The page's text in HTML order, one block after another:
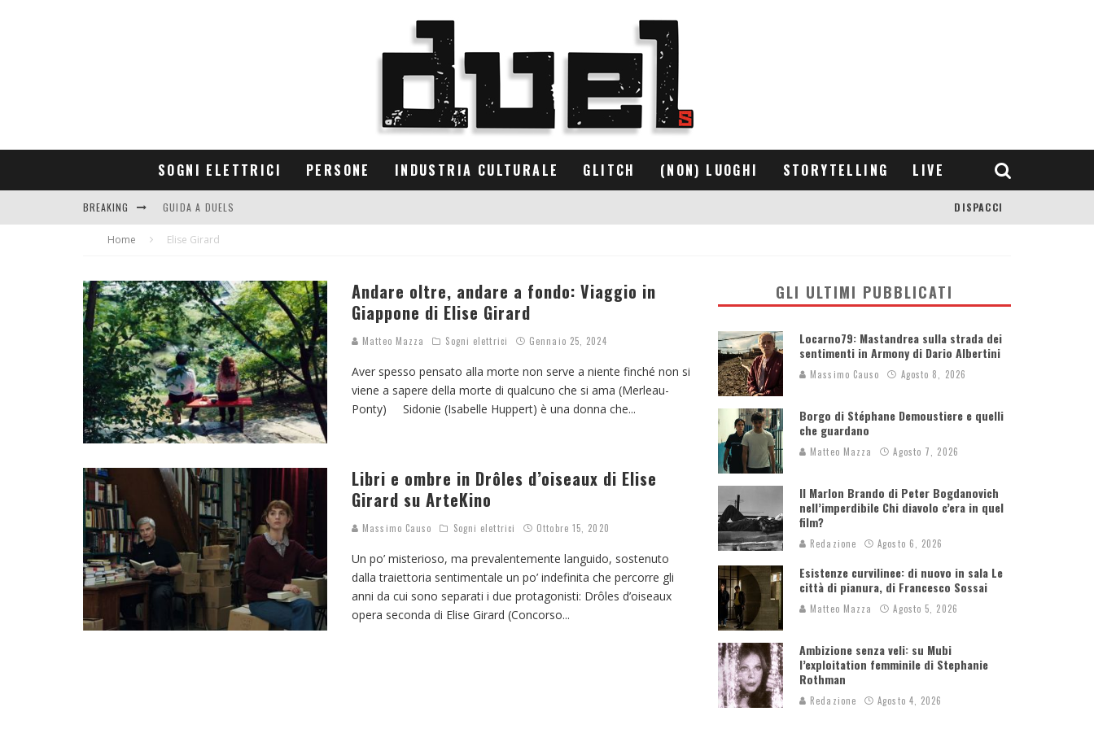
SOGNI ELETTRICI PERSONE INDUSTRIA CULTURALE GLITCH (NON) LUOGHI STORYTELLING LIVE
BREAKING GUIDA A DUELS
CONTRIBUTORS
DISPACCI
Home Elise Girard
Andare oltre, andare a fondo: Viaggio in
Giappone di Elise Girard
Matteo Mazza Sogni elettrici Gennaio 25, 2024
Aver spesso pensato alla morte non serve a niente finché non si
viene a sapere della morte di qualcuno che si ama (Merleau-
Ponty) Sidonie (Isabelle Huppert) è una donna che...
Libri e ombre in Drôles d’oiseaux di Elise
Girard su ArteKino
Massimo Causo Sogni elettrici Ottobre 15, 2020
Un po’ misterioso, ma prevalentemente languido, sostenuto
dalla traiettoria sentimentale un po’ indefinita che percorre gli
anni da cui sono separati i due protagonisti: Drôles d’oiseaux
opera seconda di Elise Girard (Concorso...
GLI ULTIMI PUBBLICATI
Locarno79: Mastandrea sulla strada dei
sentimenti in Armony di Dario Albertini
Massimo Causo Agosto 8, 2026
Borgo di Stéphane Demoustiere e quelli
che guardano
Matteo Mazza Agosto 7, 2026
Il Marlon Brando di Peter Bogdanovich
nell’imperdibile Chi diavolo c’era in quel
film?
Redazione Agosto 6, 2026
Esistenze curvilinee: di nuovo in sala Le
città di pianura, di Francesco Sossai
Matteo Mazza Agosto 5, 2026
Ambizione senza veli: su Mubi
l’exploitation femminile di Stephanie
Rothman
Redazione Agosto 4, 2026